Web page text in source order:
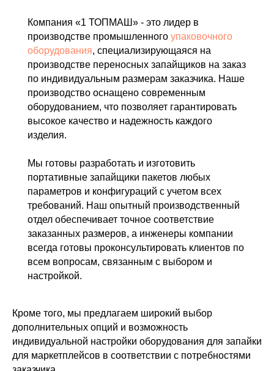
Компания «1 ТОПМАШ» - это лидер в
производстве промышленного упаковочного
оборудования, специализирующаяся на
производстве переносных запайщиков на заказ
по индивидуальным размерам заказчика. Наше
производство оснащено современным
оборудованием, что позволяет гарантировать
высокое качество и надежность каждого
изделия.
Мы готовы разработать и изготовить
портативные запайщики пакетов любых
параметров и конфигураций с учетом всех
требований. Наш опытный производственный
отдел обеспечивает точное соответствие
заказанных размеров, а инженеры компании
всегда готовы проконсультировать клиентов по
всем вопросам, связанным с выбором и
настройкой.
Кроме того, мы предлагаем широкий выбор
дополнительных опций и возможность
индивидуальной настройки оборудования для запайки
для маркетплейсов в соответствии с потребностями